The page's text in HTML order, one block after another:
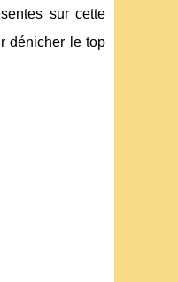
sur cette
dénicher le top